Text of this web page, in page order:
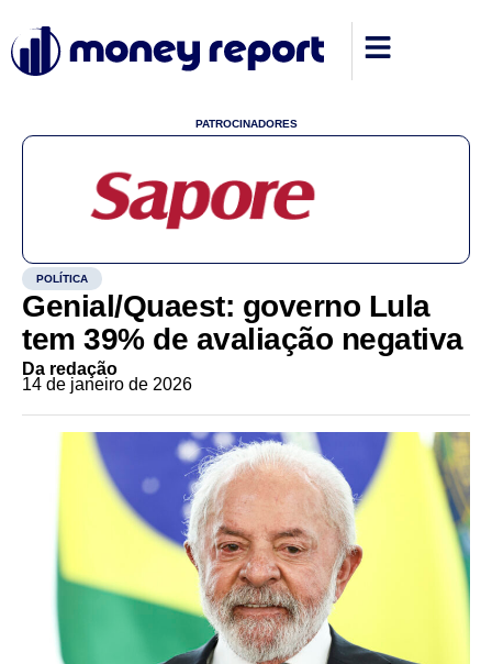
PATROCINADORES
POLÍTICA
Genial/Quaest: governo Lula
tem 39% de avaliação negativa
Da redação
14 de janeiro de 2026